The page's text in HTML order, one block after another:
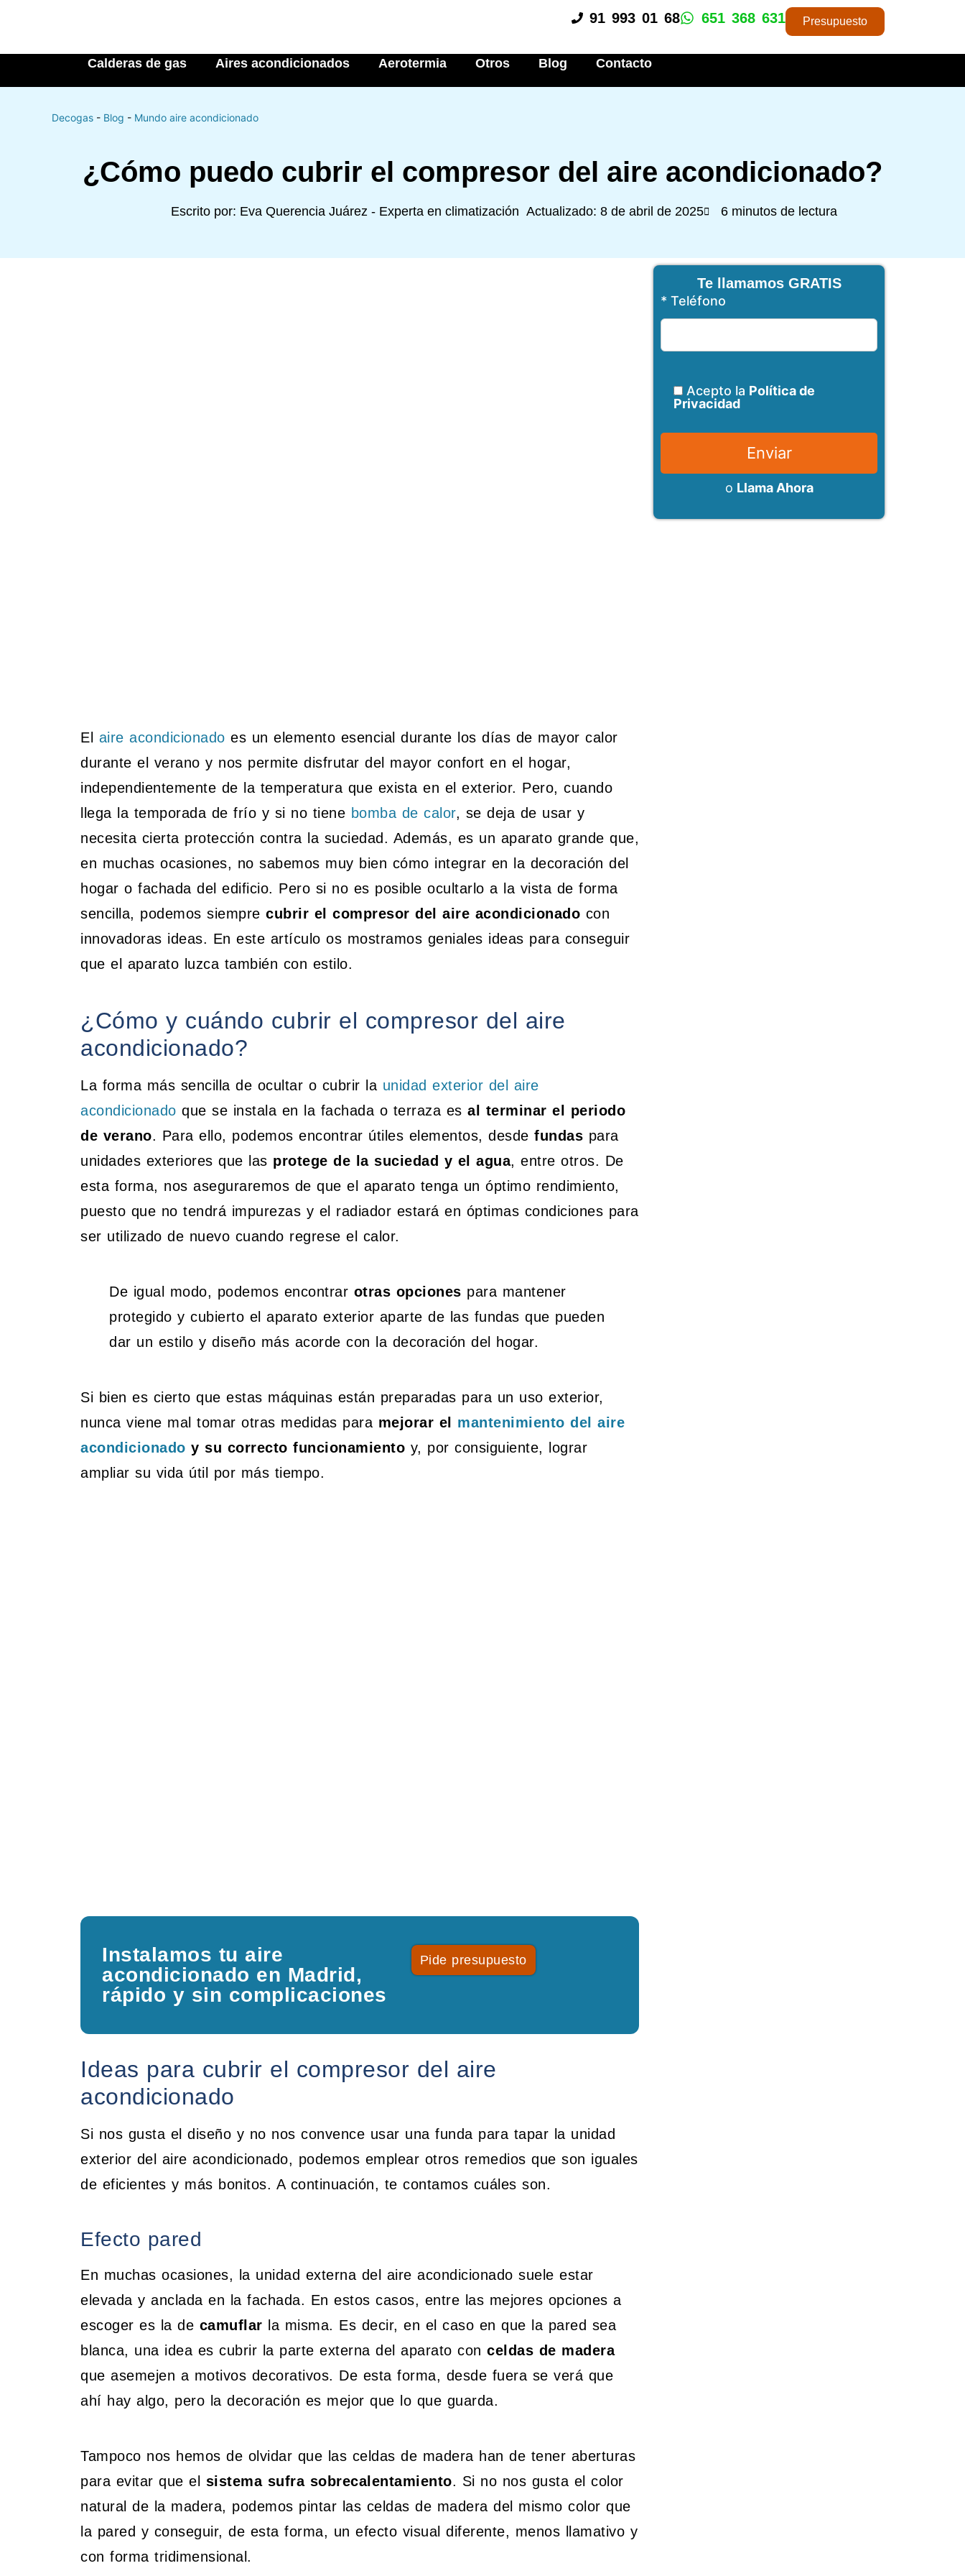
Presupuesto
651 368 631
91 993 01 68
Calderas de gas Aires acondicionados Aerotermia Otros Blog Contacto
Decogas - Blog - Mundo aire acondicionado
¿Cómo puedo cubrir el compresor del aire acondicionado?
Escrito por: Eva Querencia Juárez - Experta en climatización Actualizado: 8 de abril de 2025 6 minutos de lectura
El aire acondicionado es un elemento esencial durante los días de mayor calor
durante el verano y nos permite disfrutar del mayor confort en el hogar,
independientemente de la temperatura que exista en el exterior. Pero, cuando
llega la temporada de frío y si no tiene bomba de calor, se deja de usar y
necesita cierta protección contra la suciedad. Además, es un aparato grande que,
en muchas ocasiones, no sabemos muy bien cómo integrar en la decoración del
hogar o fachada del edificio. Pero si no es posible ocultarlo a la vista de forma
sencilla, podemos siempre cubrir el compresor del aire acondicionado con
innovadoras ideas. En este artículo os mostramos geniales ideas para conseguir
que el aparato luzca también con estilo.
¿Cómo y cuándo cubrir el compresor del aire
acondicionado?
La forma más sencilla de ocultar o cubrir la unidad exterior del aire
acondicionado que se instala en la fachada o terraza es al terminar el periodo
de verano. Para ello, podemos encontrar útiles elementos, desde fundas para
unidades exteriores que las protege de la suciedad y el agua, entre otros. De
esta forma, nos aseguraremos de que el aparato tenga un óptimo rendimiento,
puesto que no tendrá impurezas y el radiador estará en óptimas condiciones para
ser utilizado de nuevo cuando regrese el calor.
De igual modo, podemos encontrar otras opciones para mantener
protegido y cubierto el aparato exterior aparte de las fundas que pueden
dar un estilo y diseño más acorde con la decoración del hogar.
Si bien es cierto que estas máquinas están preparadas para un uso exterior,
nunca viene mal tomar otras medidas para mejorar el mantenimiento del aire
acondicionado y su correcto funcionamiento y, por consiguiente, lograr
ampliar su vida útil por más tiempo.
Instalamos tu aire
acondicionado en Madrid,
rápido y sin complicaciones
Pide presupuesto
Ideas para cubrir el compresor del aire
acondicionado
Si nos gusta el diseño y no nos convence usar una funda para tapar la unidad
exterior del aire acondicionado, podemos emplear otros remedios que son iguales
de eficientes y más bonitos. A continuación, te contamos cuáles son.
Efecto pared
En muchas ocasiones, la unidad externa del aire acondicionado suele estar
elevada y anclada en la fachada. En estos casos, entre las mejores opciones a
escoger es la de camuflar la misma. Es decir, en el caso en que la pared sea
blanca, una idea es cubrir la parte externa del aparato con celdas de madera
que asemejen a motivos decorativos. De esta forma, desde fuera se verá que
ahí hay algo, pero la decoración es mejor que lo que guarda.
Tampoco nos hemos de olvidar que las celdas de madera han de tener aberturas
para evitar que el sistema sufra sobrecalentamiento. Si no nos gusta el color
natural de la madera, podemos pintar las celdas de madera del mismo color que
la pared y conseguir, de esta forma, un efecto visual diferente, menos llamativo y
con forma tridimensional.
Te llamamos GRATIS
* Teléfono
Acepto la Política de
Privacidad
o Llama Ahora